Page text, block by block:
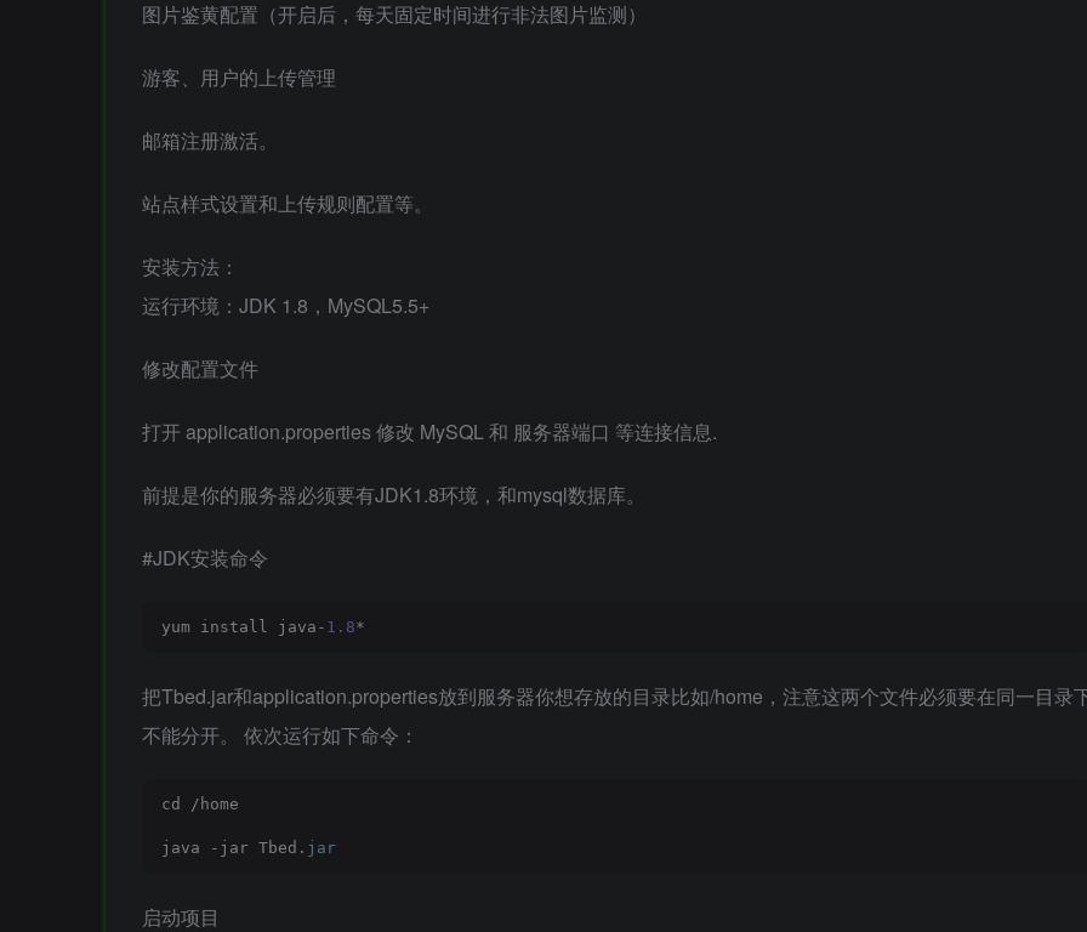
图片鉴黄配置（开启后，每天固定时间进行非法图片监测）
游客、用户的上传管理
邮箱注册激活。
站点样式设置和上传规则配置等。
安装方法：
运行环境：JDK 1.8，MySQL5.5+
修改配置文件
打开 application.properties 修改 MySQL 和 服务器端口 等连接信息.
前提是你的服务器必须要有JDK1.8环境，和mysql数据库。
#JDK安装命令
yum install java- 1.8*
把Tbed.jar和application.properties放到服务器你想存放的目录比如/home，注意这两个文件必须要在同一目录
不能分开。 依次运行如下命令：
cd /home
java -jar Tbed. jar
启动项目